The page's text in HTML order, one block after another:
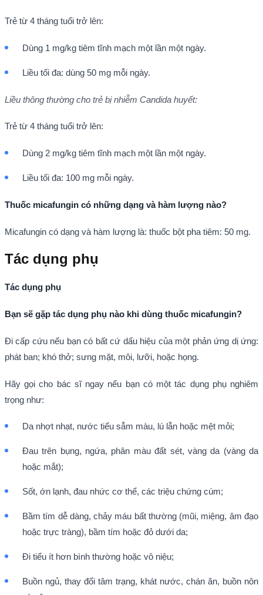
Trẻ từ 4 tháng tuổi trở lên:
Dùng 1 mg/kg tiêm tĩnh mạch một lần một ngày.
Liều tối đa: dùng 50 mg mỗi ngày.
Liều thông thường cho trẻ bị nhiễm Candida huyết:
Trẻ từ 4 tháng tuổi trở lên:
Dùng 2 mg/kg tiêm tĩnh mạch một lần một ngày.
Liều tối đa: 100 mg mỗi ngày.
Thuốc micafungin có những dạng và hàm lượng nào?
Micafungin có dạng và hàm lượng là: thuốc bột pha tiêm: 50 mg.
Tác dụng phụ
Tác dụng phụ
Bạn sẽ gặp tác dụng phụ nào khi dùng thuốc micafungin?
Đi cấp cứu nếu bạn có bất cứ dấu hiệu của một phản ứng dị ứng:
phát ban; khó thở; sưng mặt, môi, lưỡi, hoặc họng.
Hãy gọi cho bác sĩ ngay nếu bạn có một tác dụng phụ nghiêm
trọng như:
Da nhợt nhạt, nước tiểu sẫm màu, lú lẫn hoặc mệt mỏi;
Đau trên bụng, ngứa, phân màu đất sét, vàng da (vàng da
hoặc mắt);
Sốt, ớn lạnh, đau nhức cơ thể, các triệu chứng cúm;
Bầm tím dễ dàng, chảy máu bất thường (mũi, miệng, âm đạo
hoặc trực tràng), bầm tím hoặc đỏ dưới da;
Đi tiểu ít hơn bình thường hoặc vô niệu;
Buồn ngủ, thay đổi tâm trạng, khát nước, chán ăn, buồn nôn